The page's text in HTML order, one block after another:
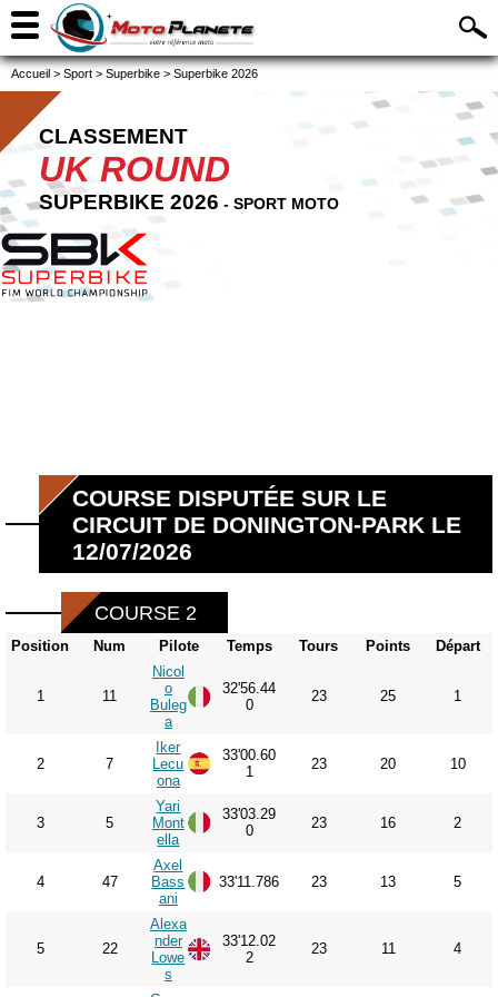
Accueil > Sport > Superbike > Superbike 2026
CLASSEMENT
UK ROUND
SUPERBIKE 2026 - SPORT MOTO
COURSE DISPUTÉE SUR LE
CIRCUIT DE DONINGTON-PARK LE
12/07/2026
COURSE 2
Position Num Pilote Temps Tours Points Départ
1 11
Nicol
o
Buleg
a
32'56.44
0
23 25 1
2 7
Iker
Lecu
ona
33'00.60
1
23 20 10
3 5
Yari
Mont
ella
33'03.29
0
23 16 2
4 47
Axel
Bass
ani
33'11.786 23 13 5
5 22
Alexa
nder
Lowe
s
33'12.02
2
23 11 4